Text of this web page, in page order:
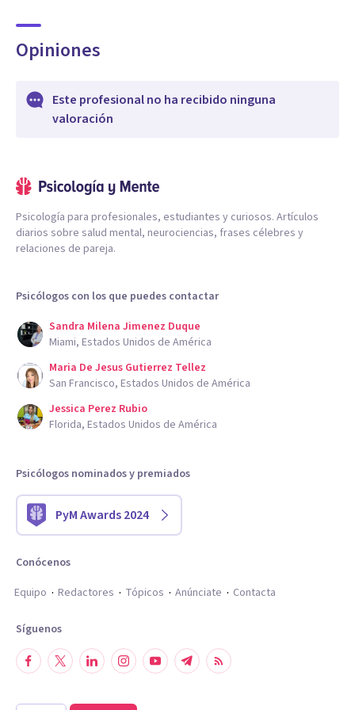
Opiniones
Este profesional no ha recibido ninguna
valoración
Psicología para profesionales, estudiantes y curiosos. Artículos
diarios sobre salud mental, neurociencias, frases célebres y
relaciones de pareja.
Psicólogos con los que puedes contactar
Sandra Milena Jimenez Duque
Miami, Estados Unidos de América
Maria De Jesus Gutierrez Tellez
San Francisco, Estados Unidos de América
Jessica Perez Rubio
Florida, Estados Unidos de América
Psicólogos nominados y premiados
PyM Awards 2024
Conócenos
Equipo
Redactores Tópicos Anúnciate Contacta
Síguenos